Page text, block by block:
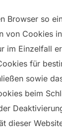
Browser so
von Cookies
im Einzelfall
für
sowie
beim
dieser